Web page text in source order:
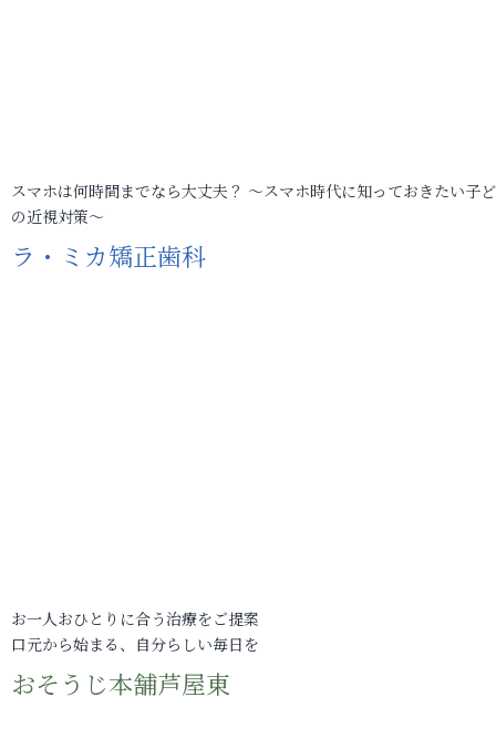
スマホは何時間までなら大丈夫？ ～スマホ時代に知っておきたい子
の近視対策～
ラ・ミカ矯正歯科
お一人おひとりに合う治療をご提案
口元から始まる、自分らしい毎日を
おそうじ本舗芦屋東